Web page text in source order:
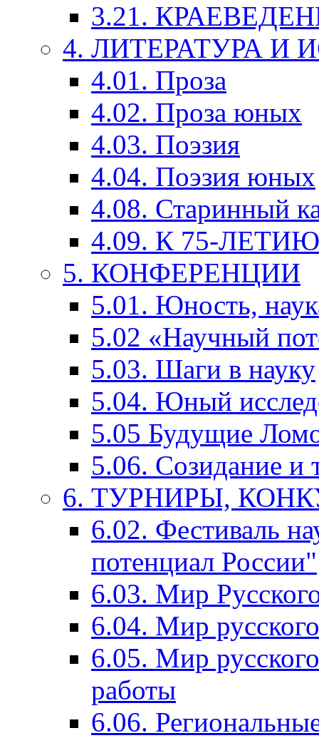
3.21.
4. ЛИТЕРАТУРА И
4.01. Проза
4.02. Проза юных
4.03. Поэзия
4.04. Поэзия юных
4.08. Старинный
4.09. К 75-
5. КОНФЕРЕНЦИИ
5.01. Юность,
5.02 «Научный
5.03. Шаги в науку
5.04. Юный
5.05 Будущие
5.06. Созидание и
6. ТУРНИРЫ,
6.02. Фестиваль
потенциал России"
6.03. Мир
6.04. Мир
6.05. Мир
работы
6.06.